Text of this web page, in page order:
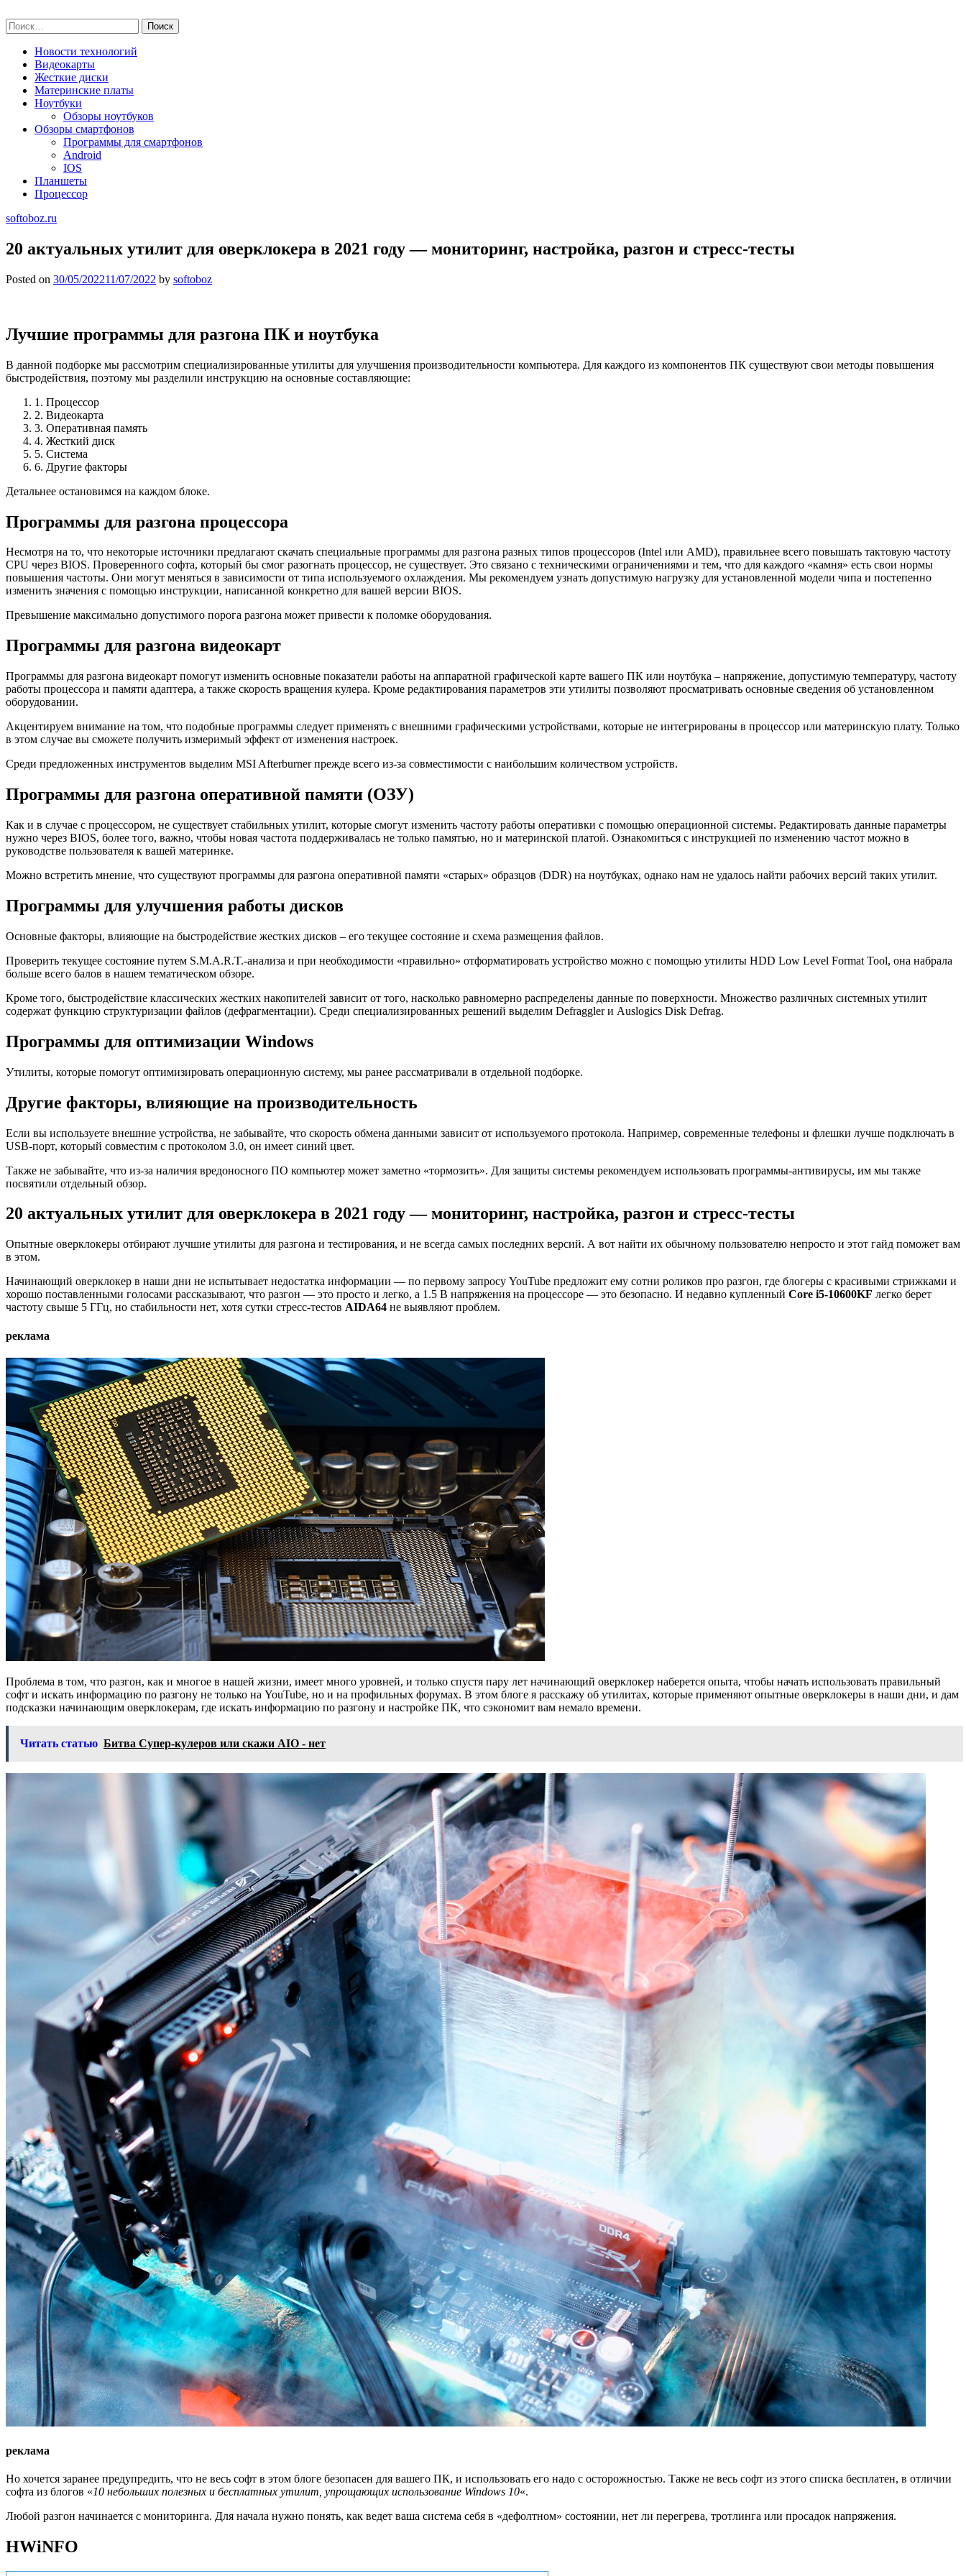
to
content
Найти:
Новости технологий
Видеокарты
Жесткие диски
Материнские платы
Ноутбуки
Обзоры ноутбуков
Обзоры смартфонов
Программы для смартфонов
Android
IOS
Планшеты
Процессор
softoboz.ru
20 актуальных утилит для оверклокера в 2021 году — мониторинг, настройка, разгон и стресс-тесты
Posted on 30/05/202211/07/2022 by softoboz
Лучшие программы для разгона ПК и ноутбука
В данной подборке мы рассмотрим специализированные утилиты для улучшения производительности компьютера. Для каждого из компонентов ПК существуют свои методы повышения
быстродействия, поэтому мы разделили инструкцию на основные составляющие:
1. Процессор
2. Видеокарта
3. Оперативная память
4. Жесткий диск
5. Система
6. Другие факторы
Детальнее остановимся на каждом блоке.
Программы для разгона процессора
Несмотря на то, что некоторые источники предлагают скачать специальные программы для разгона разных типов процессоров (Intel или AMD), правильнее всего повышать тактовую частоту
CPU через BIOS. Проверенного софта, который бы смог разогнать процессор, не существует. Это связано с техническими ограничениями и тем, что для каждого «камня» есть свои нормы
повышения частоты. Они могут меняться в зависимости от типа используемого охлаждения. Мы рекомендуем узнать допустимую нагрузку для установленной модели чипа и постепенно
изменить значения с помощью инструкции, написанной конкретно для вашей версии BIOS.
Превышение максимально допустимого порога разгона может привести к поломке оборудования.
Программы для разгона видеокарт
Программы для разгона видеокарт помогут изменить основные показатели работы на аппаратной графической карте вашего ПК или ноутбука – напряжение, допустимую температуру, частоту
работы процессора и памяти адаптера, а также скорость вращения кулера. Кроме редактирования параметров эти утилиты позволяют просматривать основные сведения об установленном
оборудовании.
Акцентируем внимание на том, что подобные программы следует применять с внешними графическими устройствами, которые не интегрированы в процессор или материнскую плату. Только
в этом случае вы сможете получить измеримый эффект от изменения настроек.
Среди предложенных инструментов выделим MSI Afterburner прежде всего из-за совместимости с наибольшим количеством устройств.
Программы для разгона оперативной памяти (ОЗУ)
Как и в случае с процессором, не существует стабильных утилит, которые смогут изменить частоту работы оперативки с помощью операционной системы. Редактировать данные параметры
нужно через BIOS, более того, важно, чтобы новая частота поддерживалась не только памятью, но и материнской платой. Ознакомиться с инструкцией по изменению частот можно в
руководстве пользователя к вашей материнке.
Можно встретить мнение, что существуют программы для разгона оперативной памяти «старых» образцов (DDR) на ноутбуках, однако нам не удалось найти рабочих версий таких утилит.
Программы для улучшения работы дисков
Основные факторы, влияющие на быстродействие жестких дисков – его текущее состояние и схема размещения файлов.
Проверить текущее состояние путем S.M.A.R.T.-анализа и при необходимости «правильно» отформатировать устройство можно с помощью утилиты HDD Low Level Format Tool, она набрала
больше всего балов в нашем тематическом обзоре.
Кроме того, быстродействие классических жестких накопителей зависит от того, насколько равномерно распределены данные по поверхности. Множество различных системных утилит
содержат функцию структуризации файлов (дефрагментации). Среди специализированных решений выделим Defraggler и Auslogics Disk Defrag.
Программы для оптимизации Windows
Утилиты, которые помогут оптимизировать операционную систему, мы ранее рассматривали в отдельной подборке.
Другие факторы, влияющие на производительность
Если вы используете внешние устройства, не забывайте, что скорость обмена данными зависит от используемого протокола. Например, современные телефоны и флешки лучше подключать в
USB-порт, который совместим с протоколом 3.0, он имеет синий цвет.
Также не забывайте, что из-за наличия вредоносного ПО компьютер может заметно «тормозить». Для защиты системы рекомендуем использовать программы-антивирусы, им мы также
посвятили отдельный обзор.
20 актуальных утилит для оверклокера в 2021 году — мониторинг, настройка, разгон и стресс-тесты
Опытные оверклокеры отбирают лучшие утилиты для разгона и тестирования, и не всегда самых последних версий. А вот найти их обычному пользователю непросто и этот гайд поможет вам
в этом.
Начинающий оверклокер в наши дни не испытывает недостатка информации — по первому запросу YouTube предложит ему сотни роликов про разгон, где блогеры с красивыми стрижками и
хорошо поставленными голосами рассказывают, что разгон — это просто и легко, а 1.5 В напряжения на процессоре — это безопасно. И недавно купленный Core i5-10600KF легко берет
частоту свыше 5 ГГц, но стабильности нет, хотя сутки стресс-тестов AIDA64 не выявляют проблем.
реклама
Проблема в том, что разгон, как и многое в нашей жизни, имеет много уровней, и только спустя пару лет начинающий оверклокер наберется опыта, чтобы начать использовать правильный
софт и искать информацию по разгону не только на YouTube, но и на профильных форумах. В этом блоге я расскажу об утилитах, которые применяют опытные оверклокеры в наши дни, и дам
подсказки начинающим оверклокерам, где искать информацию по разгону и настройке ПК, что сэкономит вам немало времени.
Читать статью Битва Супер-кулеров или скажи AIO - нет
реклама
Но хочется заранее предупредить, что не весь софт в этом блоге безопасен для вашего ПК, и использовать его надо с осторожностью. Также не весь софт из этого списка бесплатен, в отличии
софта из блогов «10 небольших полезных и бесплатных утилит, упрощающих использование Windows 10«.
Любой разгон начинается с мониторинга. Для начала нужно понять, как ведет ваша система себя в «дефолтном» состоянии, нет ли перегрева, тротлинга или просадок напряжения.
HWiNFO